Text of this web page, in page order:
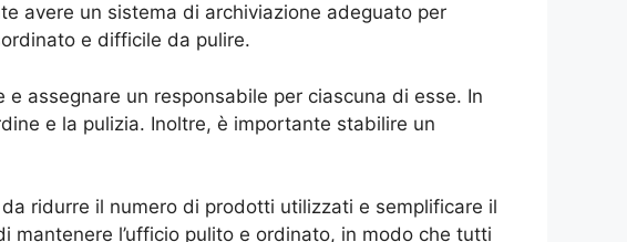
avere un sistema di archiviazione adeguato per
e difficile da pulire.
assegnare un responsabile per ciascuna di esse. In
e la pulizia. Inoltre, è importante stabilire un
ridurre il numero di prodotti utilizzati e semplificare il
l’ufficio pulito e ordinato, in modo che tutti